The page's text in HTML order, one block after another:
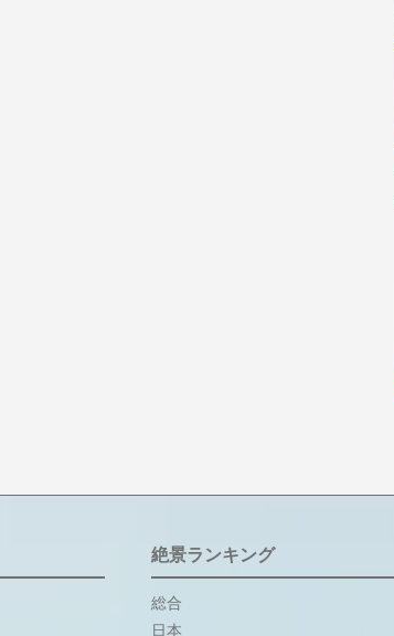
絶景ランキング
総合
日本